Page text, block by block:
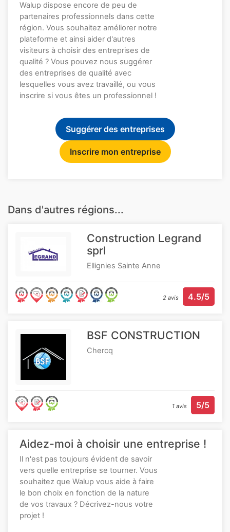
Walup dispose encore de peu de
partenaires professionnels dans cette
région. Vous souhaitez améliorer notre
plateforme et ainsi aider d'autres
visiteurs à choisir des entreprises de
qualité ? Vous pouvez nous suggérer
des entreprises de qualité avec
lesquelles vous avez travaillé, ou vous
inscrire si vous êtes un professionnel !
Suggérer des entreprises
Inscrire mon entreprise
Dans d'autres régions...
Construction Legrand
sprl
Ellignies Sainte Anne
2 avis 4.5/5
BSF CONSTRUCTION
Chercq
1 avis 5/5
Aidez-moi à choisir une entreprise !
Il n'est pas toujours évident de savoir
vers quelle entreprise se tourner. Vous
souhaitez que Walup vous aide à faire
le bon choix en fonction de la nature
de vos travaux ? Décrivez-nous votre
projet !